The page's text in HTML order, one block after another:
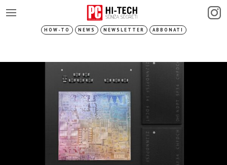
HOW-TO NEWS NEWSLETTER ABBONATI